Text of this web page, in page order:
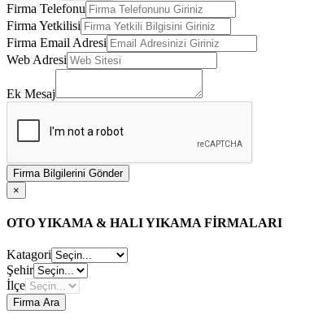
Firma Telefonu
Firma Yetkilisi
Firma Email Adresi
Web Adresi
Ek Mesaj
Firma Bilgilerini Gönder
×
OTO YIKAMA & HALI YIKAMA FİRMALARI
Katagori
Şehir
İlçe
Firma Ara